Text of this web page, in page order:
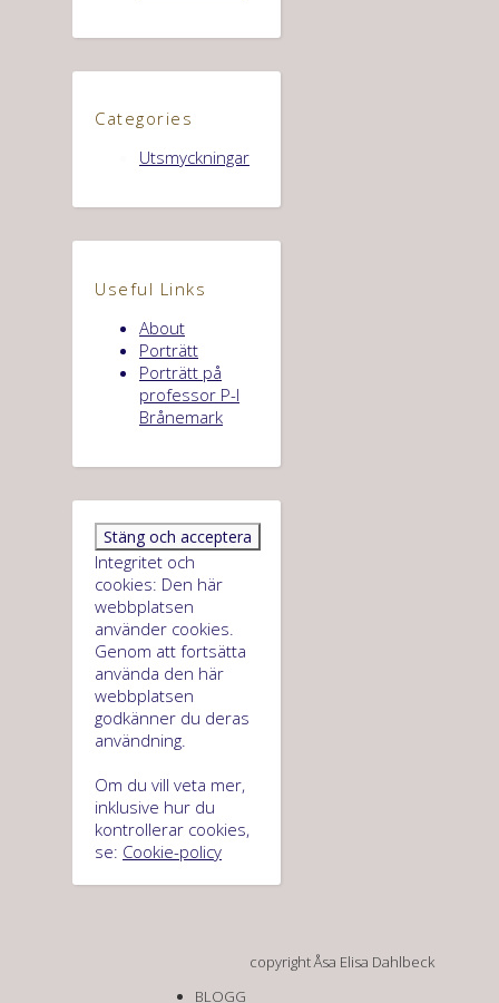
Categories
Utsmyckningar
Useful Links
About
Porträtt
Porträtt på
professor P-I
Brånemark
Integritet och
cookies: Den här
webbplatsen
använder cookies.
Genom att fortsätta
använda den här
webbplatsen
godkänner du deras
användning.
Om du vill veta mer,
inklusive hur du
kontrollerar cookies,
se: Cookie-policy
copyright Åsa Elisa Dahlbeck
BLOGG